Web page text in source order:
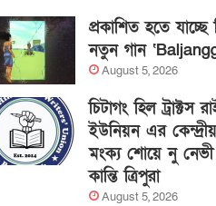
প্রকাশিত হতে যাচ্ছে
নতুন গান
August 5, 2026
চিটাগং হিল ট্রাক্টস
ইউনিয়ন এর
মংক্য শোয়ে নু
কান্তি ত্রিপুরা
August 5, 2026